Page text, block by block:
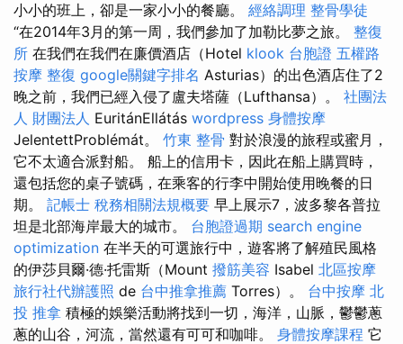
小小的班上，卻是一家小小的餐廳。 經絡調理 整骨學徒
“在2014年3月的第一周，我們參加了加勒比夢之旅。 整復
所 在我們在我們在廉價酒店（Hotel klook 台胞證 五權路
按摩 整復 google關鍵字排名 Asturias）的出色酒店住了2
晚之前，我們已經入侵了盧夫塔薩（Lufthansa）。 社團法
人 財團法人 EuritánEllátás wordpress 身體按摩
JelentettProblémát。 竹東 整骨 對於浪漫的旅程或蜜月，
它不太適合派對船。 船上的信用卡，因此在船上購買時，
還包括您的桌子號碼，在乘客的行李中開始使用晚餐的日
期。 記帳士 稅務相關法規概要 早上展示7，波多黎各普拉
坦是北部海岸最大的城市。 台胞證過期 search engine
optimization 在半天的可選旅行中，遊客將了解殖民風格
的伊莎貝爾·德·托雷斯（Mount 撥筋美容 Isabel 北區按摩
旅行社代辦護照 de 台中推拿推薦 Torres）。 台中按摩 北
投 推拿 積極的娛樂活動將找到一切，海洋，山脈，鬱鬱蔥
蔥的山谷，河流，當然還有可可和咖啡。 身體按摩課程 它